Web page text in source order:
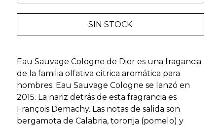
SIN STOCK
Eau Sauvage Cologne de Dior es una fragancia
de la familia olfativa cítrica aromática para
hombres. Eau Sauvage Cologne se lanzó en
2015. La nariz detrás de esta fragrancia es
François Demachy. Las notas de salida son
bergamota de Calabria, toronja (pomelo) y